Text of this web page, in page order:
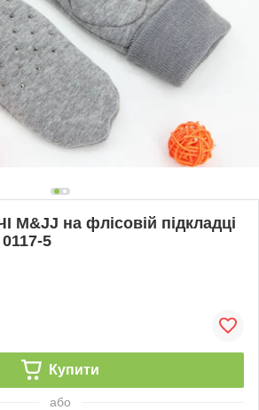
M&JJ на флісовій підкладці
5
Купити
або